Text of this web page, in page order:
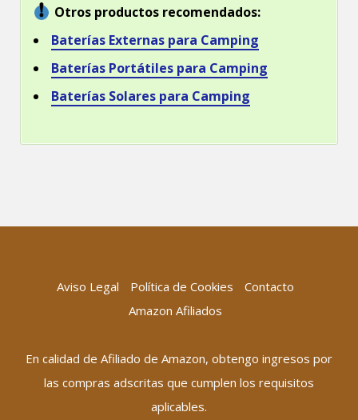
Otros productos recomendados:
Baterías Externas para Camping
Baterías Portátiles para Camping
Baterías Solares para Camping
Aviso Legal Política de Cookies
Contacto
Amazon Afiliados
En calidad de Afiliado de Amazon, obtengo ingresos por
las compras adscritas que cumplen los requisitos
aplicables.